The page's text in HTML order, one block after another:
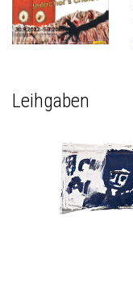
Leihgaben